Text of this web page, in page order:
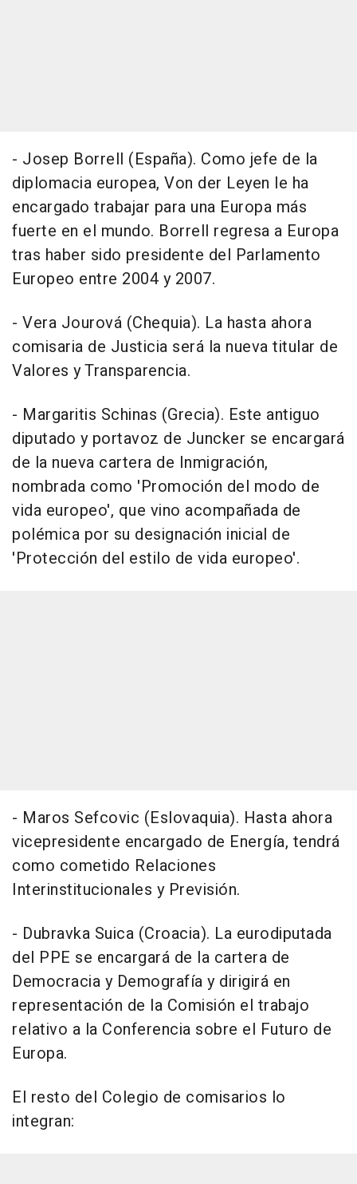
- Josep Borrell (España). Como jefe de la
diplomacia europea, Von der Leyen le ha
encargado trabajar para una Europa más
fuerte en el mundo. Borrell regresa a Europa
tras haber sido presidente del Parlamento
Europeo entre 2004 y 2007.
- Vera Jourová (Chequia). La hasta ahora
comisaria de Justicia será la nueva titular de
Valores y Transparencia.
- Margaritis Schinas (Grecia). Este antiguo
diputado y portavoz de Juncker se encargará
de la nueva cartera de Inmigración,
nombrada como 'Promoción del modo de
vida europeo', que vino acompañada de
polémica por su designación inicial de
'Protección del estilo de vida europeo'.
- Maros Sefcovic (Eslovaquia). Hasta ahora
vicepresidente encargado de Energía, tendrá
como cometido Relaciones
Interinstitucionales y Previsión.
- Dubravka Suica (Croacia). La eurodiputada
del PPE se encargará de la cartera de
Democracia y Demografía y dirigirá en
representación de la Comisión el trabajo
relativo a la Conferencia sobre el Futuro de
Europa.
El resto del Colegio de comisarios lo
integran: